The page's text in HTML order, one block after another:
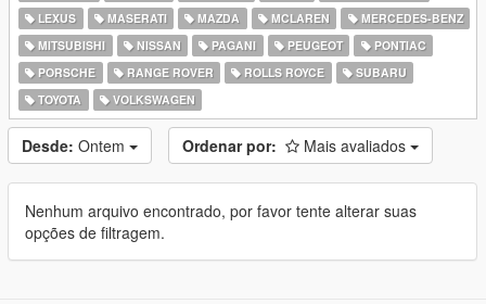
LEXUS
MASERATI MAZDA MCLAREN
MERCEDES-BENZ
MITSUBISHI
NISSAN PAGANI PEUGEOT
PONTIAC
PORSCHE
RANGE ROVER ROLLS ROYCE
SUBARU
TOYOTA
VOLKSWAGEN
Desde: Ontem Ordenar por: Mais avaliados
Nenhum arquivo encontrado, por favor tente alterar suas
opções de filtragem.